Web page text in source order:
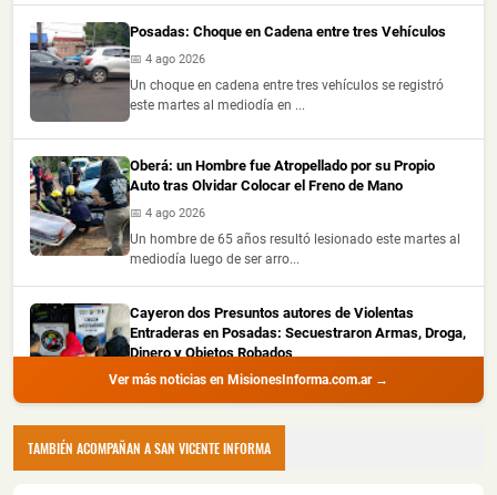
Posadas: Choque en Cadena entre tres Vehículos
📅 4 ago 2026
Un choque en cadena entre tres vehículos se registró
este martes al mediodía en ...
Oberá: un Hombre fue Atropellado por su Propio
Auto tras Olvidar Colocar el Freno de Mano
📅 4 ago 2026
Un hombre de 65 años resultó lesionado este martes al
mediodía luego de ser arro...
Cayeron dos Presuntos autores de Violentas
Entraderas en Posadas: Secuestraron Armas, Droga,
Dinero y Objetos Robados
📅 4 ago 2026
La Policía de Misiones detuvo a dos hombres con
amplio prontuario durante un all...
Ver más noticias en MisionesInforma.com.ar →
TAMBIÉN ACOMPAÑAN A SAN VICENTE INFORMA